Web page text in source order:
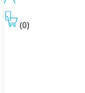
(0)
